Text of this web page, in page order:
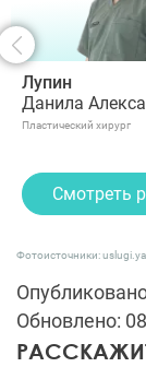
Лупин
Данила
Пластический хирург
Смотреть
Фотоисточники:
Обновлено: